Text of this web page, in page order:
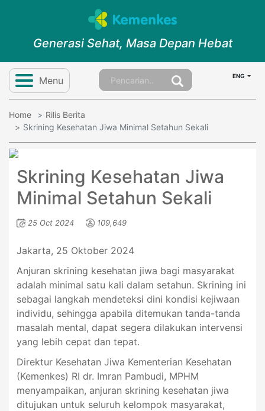
Generasi Sehat, Masa Depan Hebat
Menu ENG
Home
Rilis Berita
Skrining Kesehatan Jiwa Minimal Setahun Sekali
Skrining Kesehatan Jiwa
Minimal Setahun Sekali
25 Oct 2024 109,649
Jakarta, 25 Oktober 2024
Anjuran skrining kesehatan jiwa bagi masyarakat
adalah minimal satu kali dalam setahun. Skrining ini
sebagai langkah mendeteksi dini kondisi kejiwaan
individu, sehingga apabila ditemukan tanda-tanda
masalah mental, dapat segera dilakukan intervensi
yang lebih cepat dan tepat.
Direktur Kesehatan Jiwa Kementerian Kesehatan
(Kemenkes) RI dr. Imran Pambudi, MPHM
menyampaikan, anjuran skrining kesehatan jiwa
ditujukan untuk seluruh kelompok masyarakat,